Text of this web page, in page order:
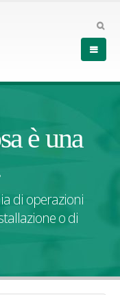
è una
di operazioni
o di